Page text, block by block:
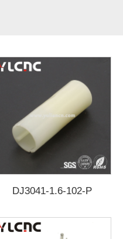
DJ3041-1.6-102-P